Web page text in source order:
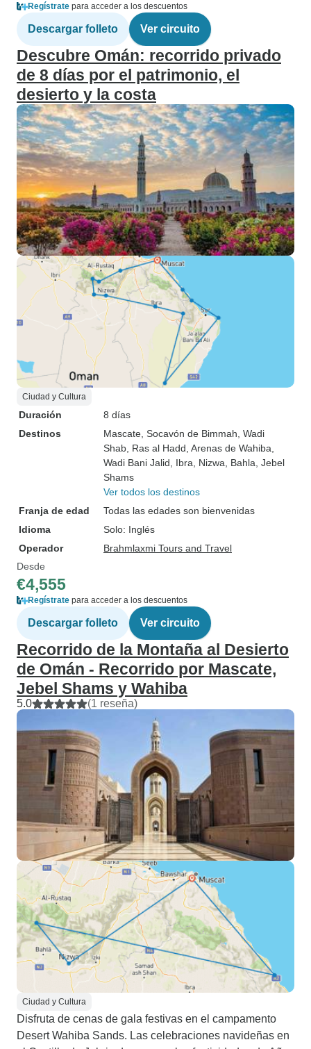
Regístrate para acceder a los descuentos
Descargar folleto Ver circuito
Descubre Omán: recorrido privado
de 8 días por el patrimonio, el
desierto y la costa
Ciudad y Cultura
Duración
8 días
Destinos
Mascate , Socavón de Bimmah , Wadi
Shab , Ras al Hadd , Arenas de Wahiba
Wadi Bani Jalid , Ibra , Nizwa , Bahla , Jebel
Shams
Ver todos los destinos
Franja de edad
Todas las edades son bienvenidas
Idioma
Solo: Inglés
Operador
Brahmlaxmi Tours and Travel
Desde
€4,555
Regístrate para acceder a los descuentos
Descargar folleto Ver circuito
Recorrido de la Montaña al Desierto
de Omán - Recorrido por Mascate,
Jebel Shams y Wahiba
5.0 (1 reseña)
Ciudad y Cultura
Disfruta de cenas de gala festivas en el campamento
Desert Wahiba Sands. Las celebraciones navideñas en